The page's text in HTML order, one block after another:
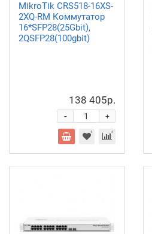
MikroTik CRS518-16XS-
2XQ-RM Коммутатор
16*SFP28(25Gbit),
2QSFP28(100gbit)
138 405р.
+
-